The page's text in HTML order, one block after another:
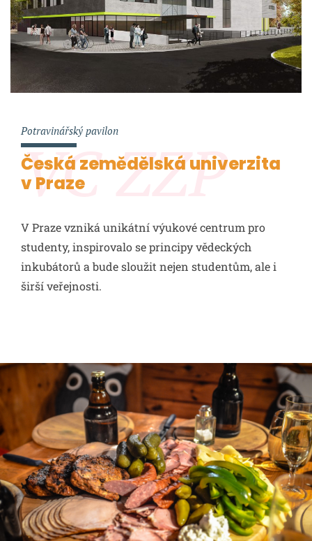
VC ZZP
Potravinářský pavilon
Česká zemědělská univerzita
v Praze
V Praze vzniká unikátní výukové centrum pro
studenty, inspirovalo se principy vědeckých
inkubátorů a bude sloužit nejen studentům, ale i
širší veřejnosti.